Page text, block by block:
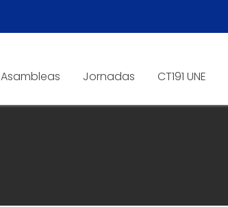
Asambleas Jornadas CT191 UNE